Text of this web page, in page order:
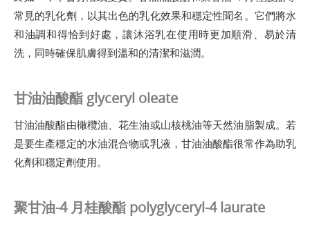
常見的乳化劑，以其出色的乳化效果和穩定性聞名。它們將水
和油調和得恰到好處，讓沐浴乳在使用時更加順滑、易於清
洗，同時確保肌膚得到溫和的清潔和滋潤。
甘油油酸酯 glyceryl oleate
甘油油酸酯由橄欖油、花生油或山核桃油等天然油脂製成。若
是要生產穩定的水油混合物或乳液，甘油油酸酯很常作為助乳
化劑和穩定劑使用。
聚甘油-4 月桂酸酯 polyglyceryl-4 laurate